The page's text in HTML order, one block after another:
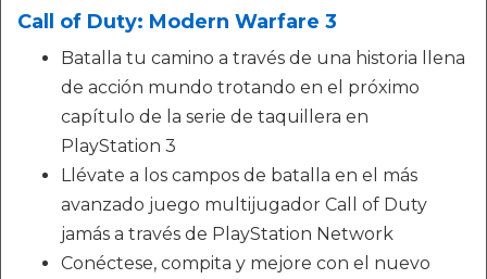
Call of Duty: Modern Warfare 3
Batalla tu camino a través de una historia llena
de acción mundo trotando en el próximo
capítulo de la serie de taquillera en
PlayStation 3
Llévate a los campos de batalla en el más
avanzado juego multijugador Call of Duty
jamás a través de PlayStation Network
Conéctese, compita y mejore con el nuevo